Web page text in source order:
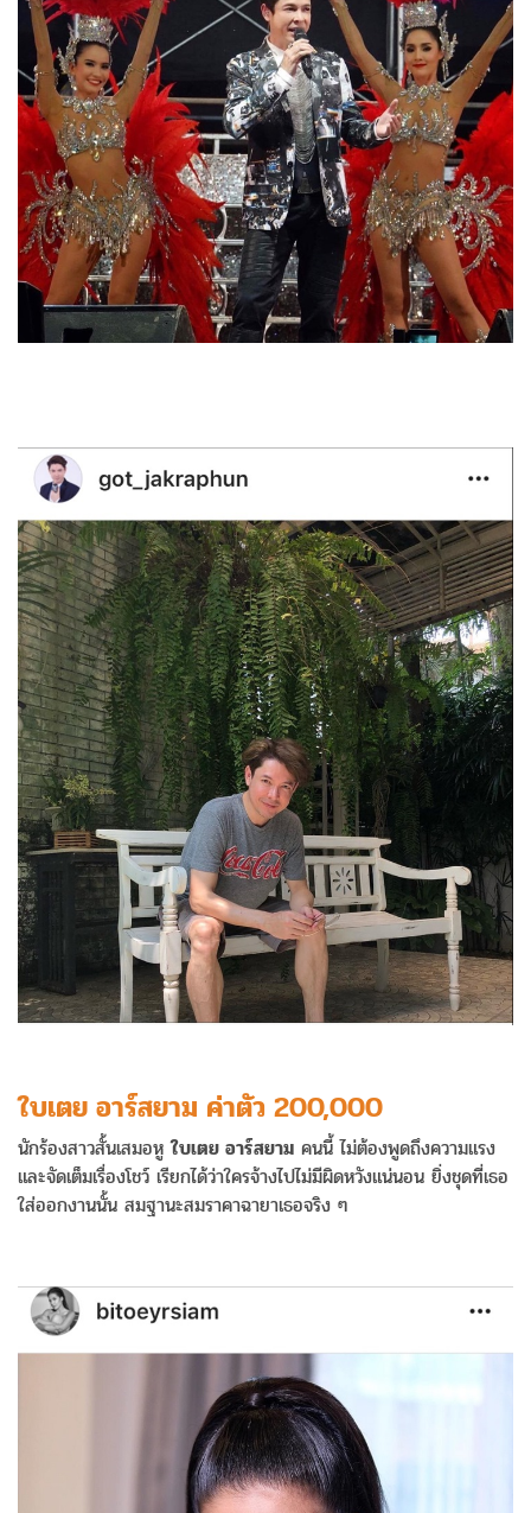
ใบเตย อาร์สยาม ค่าตัว 200,000
นักร้องสาวสั้นเสมอหูใบเตย อาร์สยาม คนนี้ ไม่ต้องพูดถึงความแรง
และจัดเต็มเรื่องโชว์ เรียกได้ว่าใครจ้างไปไม่มีผิดหวังแน่นอน ยิ่งชุดที่เธอ
ใส่ออกงานนั้น สมฐานะสมราคาฉายาเธอจริง ๆ